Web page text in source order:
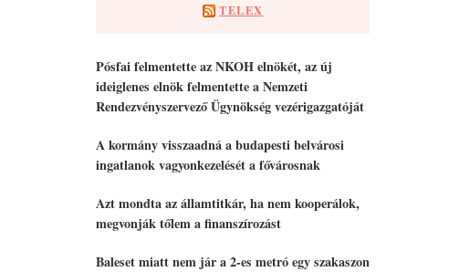
TELEX
Pósfai felmentette az NKOH elnökét, az új
ideiglenes elnök felmentette a Nemzeti
Rendezvényszervező Ügynökség vezérigazgatóját
A kormány visszaadná a budapesti belvárosi
ingatlanok vagyonkezelését a fővárosnak
Azt mondta az államtitkár, ha nem kooperálok,
megvonják tőlem a finanszírozást
Baleset miatt nem jár a 2-es metró egy szakaszon